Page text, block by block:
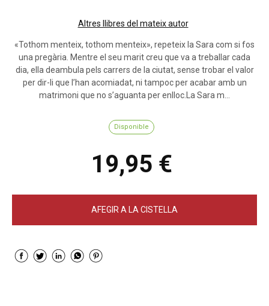
Altres llibres del mateix autor
«Tothom menteix, tothom menteix», repeteix la Sara com si fos
una pregària. Mentre el seu marit creu que va a treballar cada
dia, ella deambula pels carrers de la ciutat, sense trobar el valor
per dir-li que l’han acomiadat, ni tampoc per acabar amb un
matrimoni que no s’aguanta per enlloc.La Sara m...
Disponible
19,95 €
AFEGIR A LA CISTELLA